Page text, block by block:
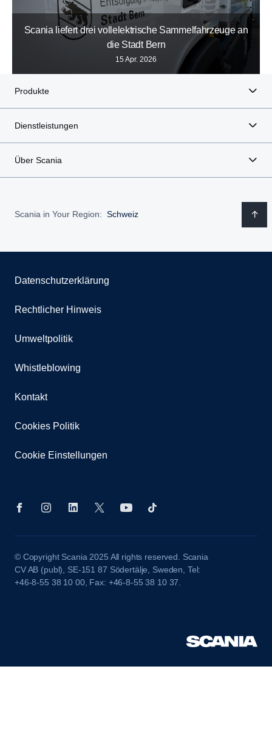
Scania liefert drei vollelektrische Sammelfahrzeuge an
die Stadt Bern
15 Apr. 2026
Produkte
Dienstleistungen
Über Scania
Scania in Your Region: Schweiz
Datenschutzerklärung
Rechtlicher Hinweis
Umweltpolitik
Whistleblowing
Kontakt
Cookies Politik
Cookie Einstellungen
© Copyright Scania 2025 All rights reserved. Scania
CV AB (publ), SE-151 87 Södertälje, Sweden, Tel:
+46-8-55 38 10 00, Fax: +46-8-55 38 10 37.